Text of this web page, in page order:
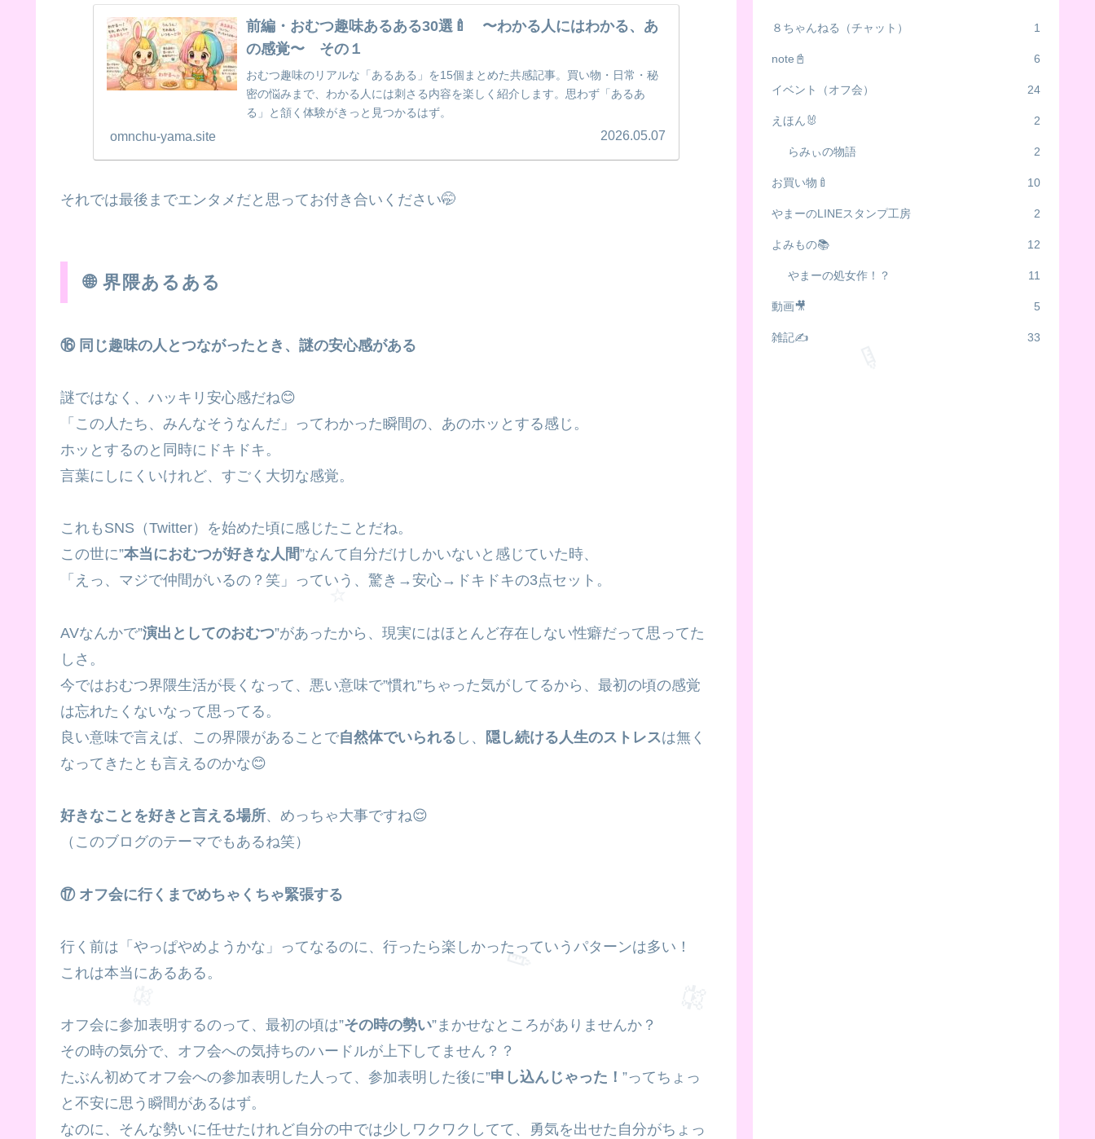
前編・おむつ趣味あるある30選🍼 〜わかる人にはわかる、あ
の感覚〜 その１
おむつ趣味のリアルな「あるある」を15個まとめた共感記事。買い物・日常・秘
密の悩みまで、わかる人には刺さる内容を楽しく紹介します。思わず「あるあ
る」と頷く体験がきっと見つかるはず。
omnchu-yama.site 2026.05.07
それでは最後までエンタメだと思ってお付き合いください🤭
🌐 界隈あるある
⑯ 同じ趣味の人とつながったとき、謎の安心感がある
謎ではなく、ハッキリ安心感だね😊
「この人たち、みんなそうなんだ」ってわかった瞬間の、あのホッとする感じ。
ホッとするのと同時にドキドキ。
言葉にしにくいけれど、すごく大切な感覚。
これもSNS（Twitter）を始めた頃に感じたことだね。
この世に”本当におむつが好きな人間”なんて自分だけしかいないと感じていた時、
「えっ、マジで仲間がいるの？笑」っていう、驚き→安心→ドキドキの3点セット。
AVなんかで”演出としてのおむつ”があったから、現実にはほとんど存在しない性癖だって思ってた
しさ。
今ではおむつ界隈生活が長くなって、悪い意味で”慣れ”ちゃった気がしてるから、最初の頃の感覚
は忘れたくないなって思ってる。
良い意味で言えば、この界隈があることで自然体でいられる し、 隠し続ける人生のストレスは無く
なってきたとも言えるのかな😊
好きなことを好きと言える場所、めっちゃ大事ですね😌
（このブログのテーマでもあるね笑）
⑰ オフ会に行くまでめちゃくちゃ緊張する
行く前は「やっぱやめようかな」ってなるのに、行ったら楽しかったっていうパターンは多い！
これは本当にあるある。
オフ会に参加表明するのって、最初の頃は”その時の勢い”まかせなところがありませんか？
その時の気分で、オフ会への気持ちのハードルが上下してません？？
たぶん初めてオフ会への参加表明した人って、参加表明した後に”申し込んじゃった！ ”ってちょっ
と不安に思う瞬間があるはず。
なのに、そんな勢いに任せたけれど自分の中では少しワクワクしてて、勇気を出せた自分がちょっ
🧸
🍼
🍼
８ちゃんねる（チャット） 1
note📓 6
イベント（オフ会） 24
えほん🐰 2
らみぃの物語 2
お買い物🍼 10
やまーのLINEスタンプ工房 2
よみもの📚 12
やまーの処女作！？ 11
動画🎥 5
雑記✍️ 33